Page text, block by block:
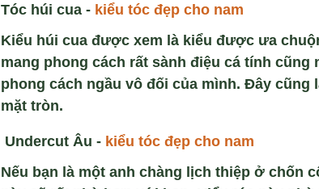
Tóc húi cua - kiểu tóc đẹp chonam
Kiểu húi cua được xem là kiểu được ưa
mang phong cách rất sành điệu cá tính
phong cách ngầu vô đối của mình. Đây
mặt tròn.
Undercut Âu - kiểu tóc đẹp chonam
Nếu bạn là một anh chàng lịch thiệp ở chốn